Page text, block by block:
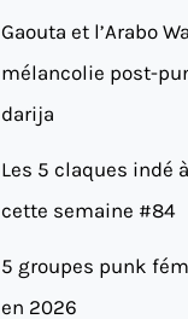
Gaouta et l’Arabo
mélancolie post-
darija
Les 5 claques indé
cette semaine #84
5 groupes punk
en 2026